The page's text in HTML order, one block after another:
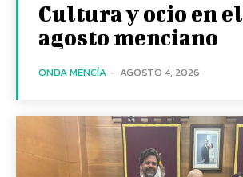
Cultura y ocio en el
agosto menciano
ONDA MENCÍA - AGOSTO 4, 2026